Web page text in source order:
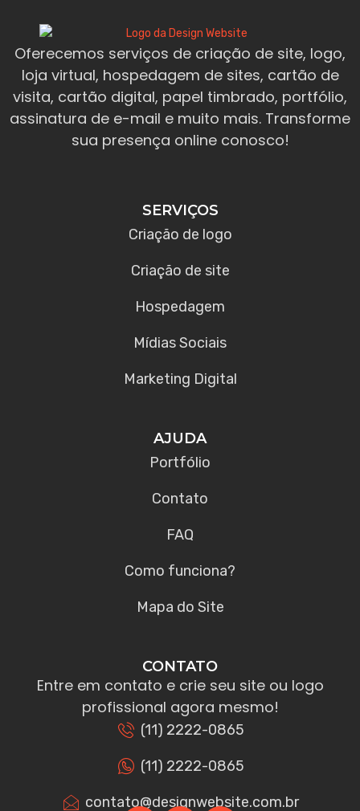
Oferecemos serviços de criação de site, logo,
loja virtual, hospedagem de sites, cartão de
visita, cartão digital, papel timbrado, portfólio,
assinatura de e-mail e muito mais. Transforme
sua presença online conosco!
SERVIÇOS
Criação de logo
Criação de site
Hospedagem
Mídias Sociais
Marketing Digital
AJUDA
Portfólio
Contato
FAQ
Como funciona?
Mapa do Site
CONTATO
Entre em contato e crie seu site ou logo
profissional agora mesmo!
(11) 2222-0865
(11) 2222-0865
contato@designwebsite.com.br